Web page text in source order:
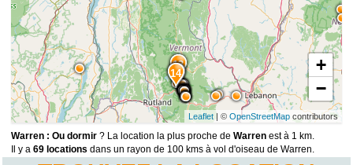
15
14
13
+
−
Leaflet| © OpenStreetMapcontributors
Warren : Ou dormir ? La location la plus proche deWarren est à 1 km.
Il y a69 locations dans un rayon de 100 kms à vol d'oiseau de Warren.